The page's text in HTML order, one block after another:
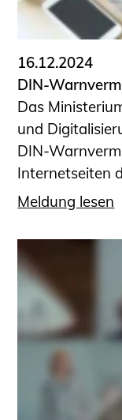
Informationen
Anträge,
Fortbildung/
Informationen
und Ingenieure
Recht
Publikationen
Stellenbörse
Öffentlich
Sachverständige
Qualifizierte
Sachkundige
16.12.2024
DIN-
Das
und
DIN-
Internetseiten
Meldung lesen